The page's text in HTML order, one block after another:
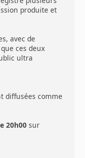
produite et
avec de
ces deux
ultra
diffusées comme
20h00 sur